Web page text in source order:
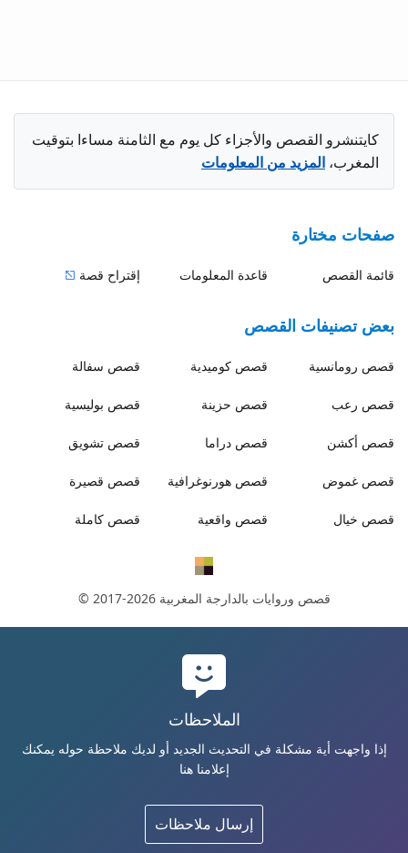
كايتنشرو القصص والأجزاء كل يوم مع الثامنة مساءا بتوقيت
المغرب، المزيد من المعلومات
صفحات مختارة
قائمة القصص قاعدة المعلومات إقتراح قصة
بعض تصنيفات القصص
قصص رومانسية قصص كوميدية قصص سفالة
قصص رعب قصص حزينة قصص بوليسية
قصص أكشن قصص دراما قصص تشويق
قصص غموض قصص هورنوغرافية قصص قصيرة
قصص خيال قصص واقعية قصص كاملة
قصص وروايات بالدارجة المغربية© 2017-2026
الملاحظات
إذا واجهت أية مشكلة في التحديث الجديد أو لديك ملاحظة حوله يمكنك
إعلامنا هنا
إرسال ملاحظات